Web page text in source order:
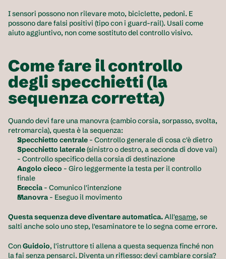
I sensori possono non rilevare moto, biciclette, pedoni. E
possono dare falsi positivi (tipo con i guard-rail). Usali come
aiuto aggiuntivo, non come sostituto del controllo visivo.
Come fare il controllo
degli specchietti (la
sequenza corretta)
Quando devi fare una manovra (cambio corsia, sorpasso, svolta,
retromarcia), questa è la sequenza:
Specchietto centrale - Controllo generale di cosa c'è dietro
Specchietto laterale (sinistro o destro, a seconda di dove vai)
- Controllo specifico della corsia di destinazione
Angolo cieco - Giro leggermente la testa per il controllo
finale
Freccia - Comunico l'intenzione
Manovra - Eseguo il movimento
Questa sequenza deve diventare automatica. All'esame, se
salti anche solo uno step, l'esaminatore te lo segna come errore.
Con Guidoio, l'istruttore ti allena a questa sequenza finché non
la fai senza pensarci. Diventa un riflesso: devi cambiare corsia?